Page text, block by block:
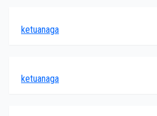
ketuanaga
ketuanaga